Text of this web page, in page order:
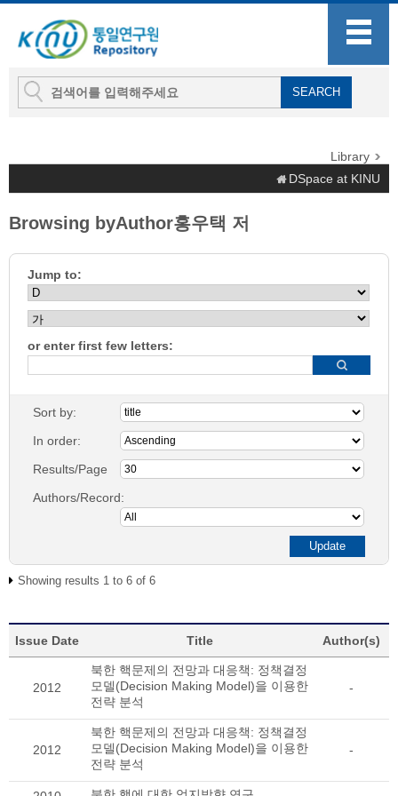
Library
DSpace at KINU
Browsing byAuthor홍우택 저
Jump to:
or enter first few letters:
Sort by:
In order:
Results/Page
Authors/Record:
Showing results 1 to 6 of 6
Issue Date Title Author(s)
2012
북한 핵문제의 전망과 대응책: 정책결정
모델(Decision Making Model)을 이용한
전략 분석
-
2012
북한 핵문제의 전망과 대응책: 정책결정
모델(Decision Making Model)을 이용한
전략 분석
-